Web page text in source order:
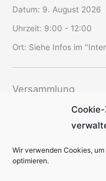
Wir verwenden Cookies,
optimieren.
Datum: 9. August 2026
Uhrzeit: 9:00 - 12:00
Ort: Siehe Infos im
Versammlung
12. August 2026
19:30 - 22:00
Ort:SAV-Vereinsheim